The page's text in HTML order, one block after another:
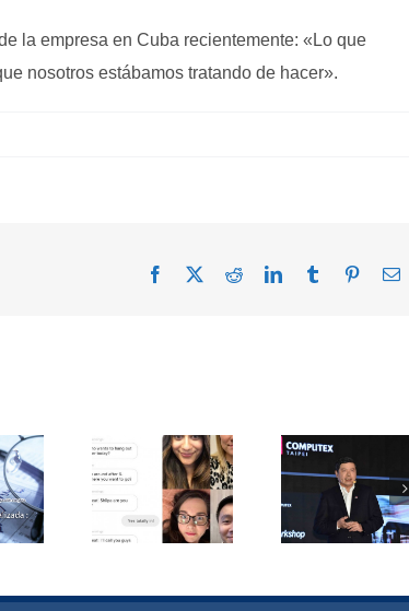
la empresa en Cuba recientemente: «Lo que
nosotros estábamos tratando de hacer».
Facebook
X RedditLinkedInTumblr